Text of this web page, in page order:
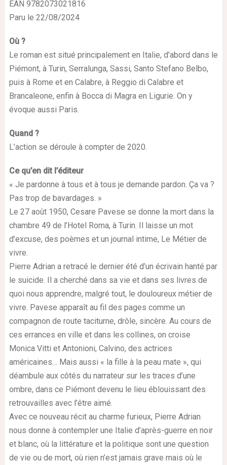
EAN 9782073021816
Paru le 22/08/2024
Où ?
Le roman est situé principalement en Italie, d’abord dans le
Piémont, à Turin, Serralunga, Sassi, Santo Stefano Belbo,
puis à Rome et en Calabre, à Reggio di Calabre et
Brancaleone, enfin à Bocca di Magra en Ligurie. On y
évoque aussi Paris.
Quand ?
L’action se déroule à compter de 2020.
Ce qu’en dit l’éditeur
« Je pardonne à tous et à tous je demande pardon. Ça va ?
Pas trop de bavardages. »
Le 27 août 1950, Cesare Pavese se donne la mort dans la
chambre 49 de l’Hotel Roma, à Turin. Il laisse un mot
d’excuse, des poèmes et un journal intime, Le Métier de
vivre.
Pierre Adrian a retracé le dernier été d’un écrivain hanté par
le suicide. Il a cherché dans sa vie et dans ses livres de
quoi nous apprendre, malgré tout, le douloureux métier de
vivre. Pavese apparaît au fil des pages comme un
compagnon de route taciturne, drôle, sincère. Au cours de
ces errances en ville et dans les collines, on croise
Monica Vitti et Antonioni, Calvino, des actrices
américaines… Mais aussi « la fille à la peau mate », qui
déambule aux côtés du narrateur sur les traces d’une
ombre, dans ce Piémont devenu le lieu éblouissant des
retrouvailles avec l’être aimé.
Avec ce nouveau récit au charme furieux, Pierre Adrian
nous donne à contempler une Italie d’après-guerre en noir
et blanc, où la littérature et la politique sont une question
de vie ou de mort, où rien n’est jamais grave mais où le